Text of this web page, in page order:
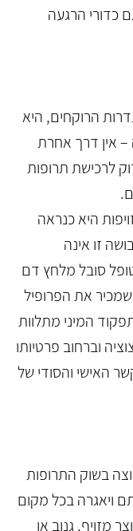
כדורי הרגעה
הרוקחים, היא
– אין דרך אחרת
לרכישת תרופות
היא כנראה
זו אינה
סובל מלחץ דם
את הפרופיל
המיני מתלוות
וברחוב פרטיותו
האישי והסודי של
בשוק התרופות
ויאגרה בכל מקום
מזויף, גנוב או